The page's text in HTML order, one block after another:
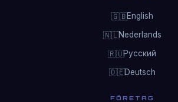
🇬🇧English
🇳🇱Nederlands
🇷🇺Русский
🇩🇪Deutsch
FÖRETAG